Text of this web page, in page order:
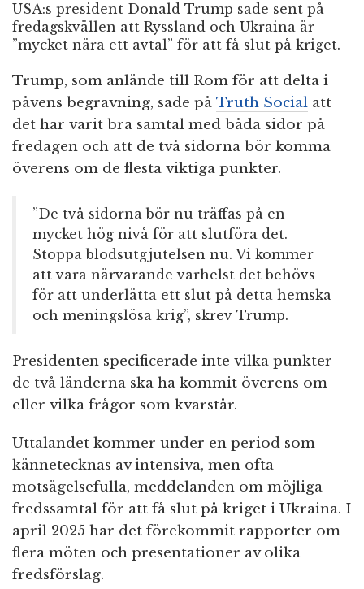
USA:s president Donald Trump sade sent på
fredagskvällen att Ryssland och Ukraina är
”mycket nära ett avtal” för att få slut på kriget.
Trump, som anlände till Rom för att delta i
påvens begravning, sade på Truth Social att
det har varit bra samtal med båda sidor på
fredagen och att de två sidorna bör komma
överens om de flesta viktiga punkter.
”De två sidorna bör nu träffas på en
mycket hög nivå för att slutföra det.
Stoppa blodsutgjutelsen nu. Vi kommer
att vara närvarande varhelst det behövs
för att underlätta ett slut på detta hemska
och meningslösa krig”, skrev Trump.
Presidenten specificerade inte vilka punkter
de två länderna ska ha kommit överens om
eller vilka frågor som kvarstår.
Uttalandet kommer under en period som
kännetecknas av intensiva, men ofta
motsägelsefulla, meddelanden om möjliga
fredssamtal för att få slut på kriget i Ukraina. I
april 2025 har det förekommit rapporter om
flera möten och presentationer av olika
fredsförslag.